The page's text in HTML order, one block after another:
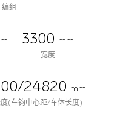
编组
m
3300 mm
宽度
24820 mm
(车钩中心距/车体长度)